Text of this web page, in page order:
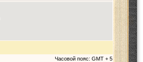
Часовой пояс: GMT + 5